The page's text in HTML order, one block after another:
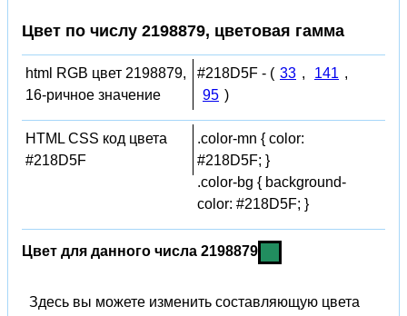
Цвет по числу 2198879, цветовая гамма
html RGB цвет 2198879,
16-ричное значение
#218D5F - ( 33 , 141 ,
95 )
HTML CSS код цвета
#218D5F
.color-mn { color:
#218D5F; }
.color-bg { background-
color: #218D5F; }
Цвет для данного числа 2198879
Здесь вы можете изменить составляющую цвета